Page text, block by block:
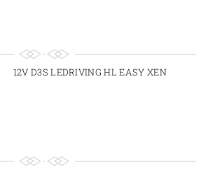
12V D3S LEDRIVING HL EASY XEN